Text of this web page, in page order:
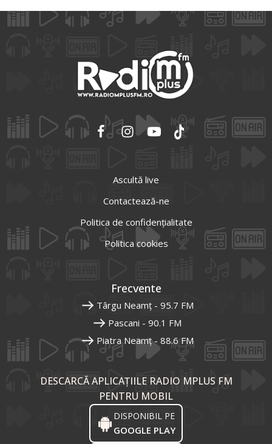
Ascultă live
Contactează-ne
Politica de confidențialitate
Politica cookies
Frecvente
Târgu Neamț - 95.7 FM
Pascani - 90.1 FM
Piatra Neamț - 88.6 FM
DESCARCĂ APLICAȚIILE RADIO MPLUS FM
PENTRU MOBIL
DISPONIBIL PE
GOOGLE PLAY